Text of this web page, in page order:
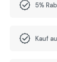
5%
Kauf